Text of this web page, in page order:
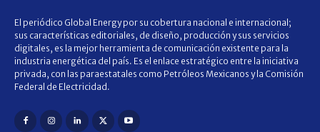
El periódico Global Energy por su cobertura nacional e internacional;
sus características editoriales, de diseño, producción y sus servicios
digitales, es la mejor herramienta de comunicación existente para la
industria energética del país. Es el enlace estratégico entre la iniciativa
privada, con las paraestatales como Petróleos Mexicanos y la Comisión
Federal de Electricidad.